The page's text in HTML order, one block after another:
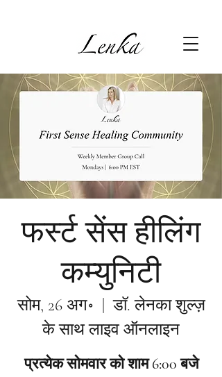
फर्स्ट सेंस हीलिंग
कम्युनिटी
सोम, 26 अग॰
  |
डॉ. लेनका शुल्ज़
के साथ लाइव ऑनलाइन
प्रत्येक सोमवार को शाम 6:00 बजे